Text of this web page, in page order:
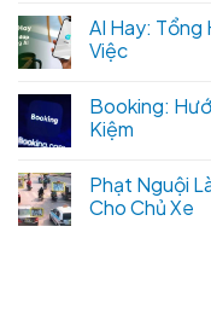
AI Hay: Tổng
Việc
Booking:
Kiệm
Phạt Nguội
Cho Chủ Xe